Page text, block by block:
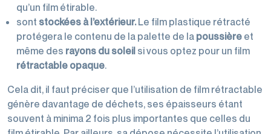
qu’un film étirable.
sont stockées à l’extérieur.Le film plastique rétracté
protégera le contenu de la palette de la poussière et
même des rayons du soleil si vous optez pour un film
rétractable opaque.
Cela dit, il faut préciser que l’utilisation de film rétractable
génère davantage de déchets, ses épaisseurs étant
souvent à minima 2 fois plus importantes que celles du